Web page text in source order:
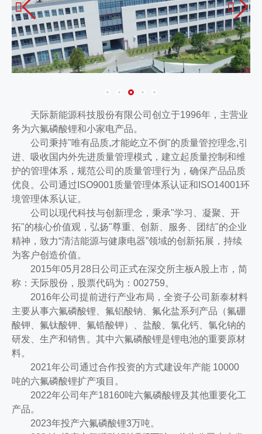
 
天际新能源科技股份有限公司创立于1996年，主营业
务为六氟磷酸锂和小家电产品。
公司秉持"唯有品质,才能屹立不倒"的质量管控理念,引
进、吸收国内外先进质量管理模式，建立起质量控制和维
护的管理体系，规范公司的质量管理行为，确保产品品质
优良。公司通过ISO9001质量管理体系认证和ISO14001环
境管理体系认证。
公司以现代科技与创新理念，秉承"学习、凝聚、开
拓"的核心价值观，弘扬"尊重、创新、服务、团结"的企业
精神，致力“清洁能源与健康电器”领域的创新拓展，持续
为客户创造价值。
2015年05月28日公司正式在深交所主板A股上市，简
称：天际股份，股票代码为：002759。
2016年公司提前进行产业布局，全资子公司新泰材料
主要从事六氟磷酸锂、氟铝酸钠、氟化盐系列产品（氟硼
酸钾、氟钛酸钾、氟锆酸钾）、盐酸、氯化钙、氯化钠的
研发、生产和销售。其中六氟磷酸锂是锂电池的重要原材
料。
2021年公司通过合作投资的方式建设年产能 10000
吨的六氟磷酸锂扩产项目。
2022年公司年产18160吨六氟磷酸锂及其他重要化工
产品。
2023年投产六氟磷酸锂3万吨。